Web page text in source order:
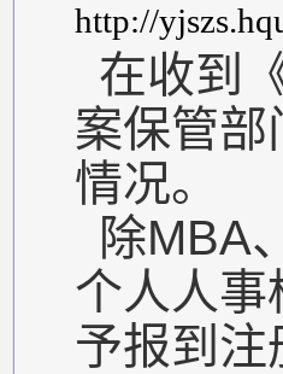
http://
在收到
案保管
情况。
除MBA
个人人事
予报到